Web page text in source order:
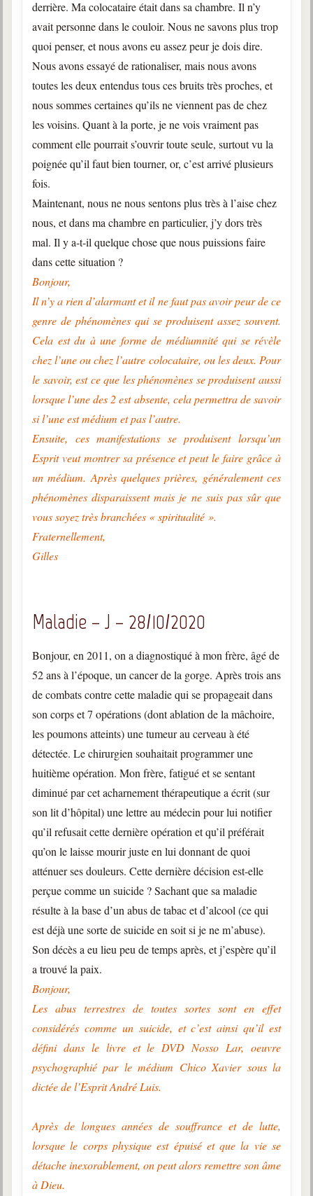
derrière. Ma colocataire était dans sa chambre. Il n’y
avait personne dans le couloir. Nous ne savons plus trop
quoi penser, et nous avons eu assez peur je dois dire.
Nous avons essayé de rationaliser, mais nous avons
toutes les deux entendus tous ces bruits très proches, et
nous sommes certaines qu’ils ne viennent pas de chez
les voisins. Quant à la porte, je ne vois vraiment pas
comment elle pourrait s’ouvrir toute seule, surtout vu la
poignée qu’il faut bien tourner, or, c’est arrivé plusieurs
fois.
Maintenant, nous ne nous sentons plus très à l’aise chez
nous, et dans ma chambre en particulier, j’y dors très
mal. Il y a-t-il quelque chose que nous puissions faire
dans cette situation ?
Bonjour,
Il n’y a rien d’alarmant et il ne faut pas avoir peur de ce
genre de phénomènes qui se produisent assez souvent.
Cela est du à une forme de médiumnité qui se révèle
chez l’une ou chez l’autre colocataire, ou les deux. Pour
le savoir, est ce que les phénomènes se produisent aussi
lorsque l’une des 2 est absente, cela permettra de savoir
si l’une est médium et pas l’autre.
Ensuite, ces manifestations se produisent lorsqu’un
Esprit veut montrer sa présence et peut le faire grâce à
un médium. Après quelques prières, généralement ces
phénomènes disparaissent mais je ne suis pas sûr que
vous soyez très branchées « spiritualité ».
Fraternellement,
Gilles
Maladie – J – 28/10/2020
Bonjour, en 2011, on a diagnostiqué à mon frère, âgé de
52 ans à l’époque, un cancer de la gorge. Après trois ans
de combats contre cette maladie qui se propageait dans
son corps et 7 opérations (dont ablation de la mâchoire,
les poumons atteints) une tumeur au cerveau à été
détectée. Le chirurgien souhaitait programmer une
huitième opération. Mon frère, fatigué et se sentant
diminué par cet acharnement thérapeutique a écrit (sur
son lit d’hôpital) une lettre au médecin pour lui notifier
qu’il refusait cette dernière opération et qu’il préférait
qu’on le laisse mourir juste en lui donnant de quoi
atténuer ses douleurs. Cette dernière décision est-elle
perçue comme un suicide ? Sachant que sa maladie
résulte à la base d’un abus de tabac et d’alcool (ce qui
est déjà une sorte de suicide en soit si je ne m’abuse).
Son décès a eu lieu peu de temps après, et j’espère qu’il
a trouvé la paix.
Bonjour,
Les abus terrestres de toutes sortes sont en effet
considérés comme un suicide, et c’est ainsi qu’il est
défini dans le livre et le DVD Nosso Lar, oeuvre
psychographié par le médium Chico Xavier sous la
dictée de l’Esprit André Luis.
Après de longues années de souffrance et de lutte,
lorsque le corps physique est épuisé et que la vie se
détache inexorablement, on peut alors remettre son âme
à Dieu.